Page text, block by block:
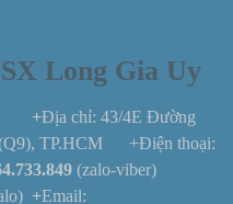
Long Gia Uy
+Địa chỉ: 43/4E Đường
TP.HCM +Điện thoại:
(zalo-viber)
+Email: